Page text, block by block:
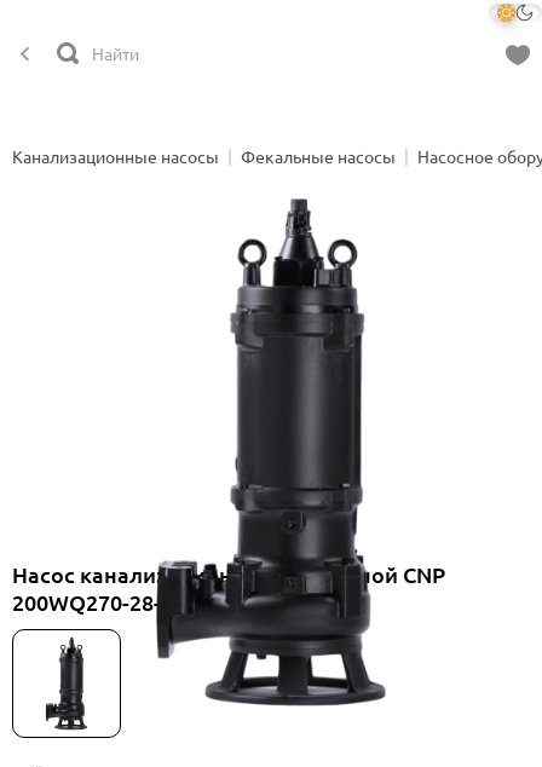
Канализационные насосы Фекальные насосы Насосное
Насос канализационный погружной CNP
200WQ270-28-37AC(I)+TO-200